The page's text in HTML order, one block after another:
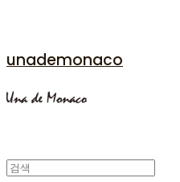
unademonaco